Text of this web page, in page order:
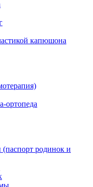
капюшона
ортопеда
родинок и